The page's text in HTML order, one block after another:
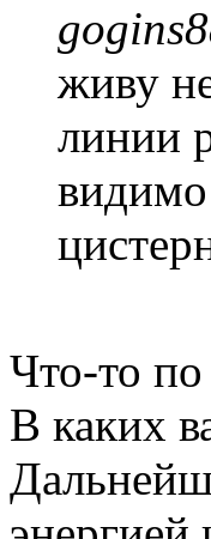
живу
линии
видимо
Что-то по
В каких